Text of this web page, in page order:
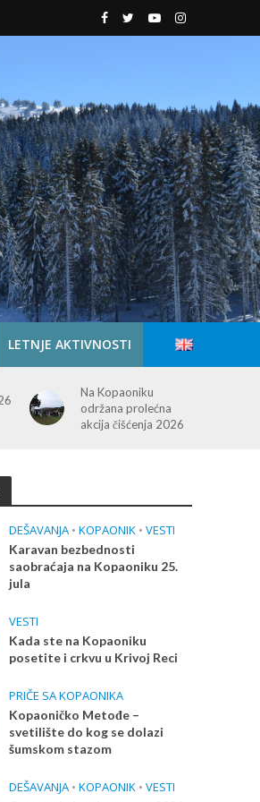
LETNJE AKTIVNOSTI
Pešačke staze na
Kopaoniku
DEŠAVANJA • KOPAONIK • VESTI
Karavan bezbednosti
saobraćaja na Kopaoniku 25.
jula
VESTI
Kada ste na Kopaoniku
posetite i crkvu u Krivoj Reci
PRIČE SA KOPAONIKA
Kopaoničko Metođe –
svetilište do kog se dolazi
šumskom stazom
DEŠAVANJA • KOPAONIK • VESTI